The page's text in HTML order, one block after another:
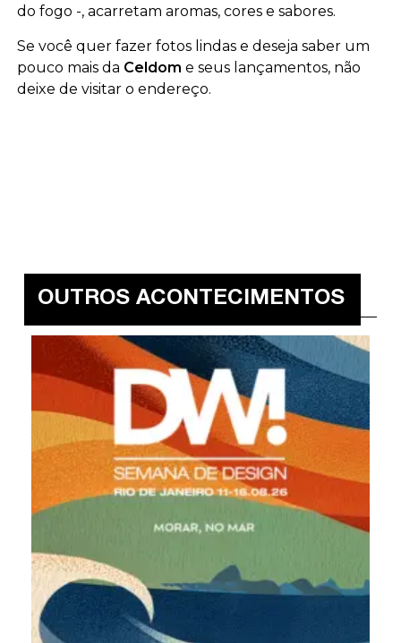
do fogo -, acarretam aromas, cores e sabores.
Se você quer fazer fotos lindas e deseja saber um
pouco mais da Celdom e seus lançamentos, não
deixe de visitar o endereço.
OUTROS ACONTECIMENTOS